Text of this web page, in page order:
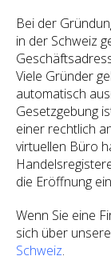
Bei der
in der Schweiz
Viele Gründer
automatisch
Gesetzgebung
einer rechtlich
virtuellen Büro
die Eröffnung
Wenn Sie eine
sich über unsere
Schweiz.